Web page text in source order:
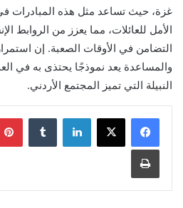
غزة، حيث تساعد مثل هذه المبادرات في
الأمل للعائلات، مما يعزز من الروابط
التضامن في الأوقات الصعبة. إن
والمساعدة يعد نموذجًا يحتذى به في
النبيلة التي تميز المجتمع الأردني.
لينكدإن
طباعة